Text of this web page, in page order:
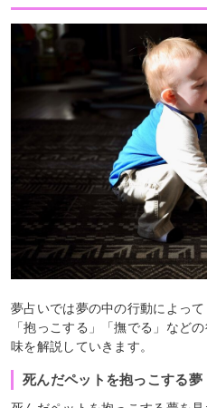
夢占いでは夢の中の行動によっ
「抱っこする」「撫でる」など
味を解説していきます。
死んだペットを抱っこする夢